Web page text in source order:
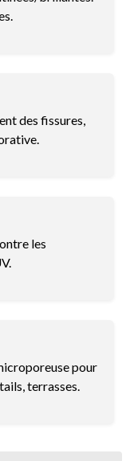
des fissures,
les
pour
terrasses.